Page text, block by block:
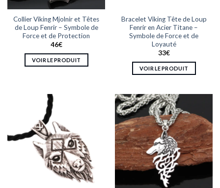
la
page
du
produit
page
du
produit
Collier Viking Mjolnir et Têtes
de Loup Fenrir – Symbole de
Force et de Protection
46€
VOIR LE PRODUIT
Les
options
peuvent
être
choisies
sur
Bracelet Viking Tête de Loup
Fenrir en Acier Titane –
Symbole de Force et de
Loyauté
33€
VOIR LE PRODUIT
a
plusieurs
variations.
Les
options
peuvent
être
choisies
sur